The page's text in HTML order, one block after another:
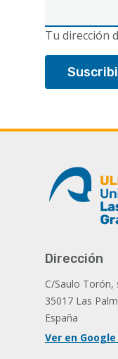
electrónico
Tu dirección
Dirección
C/Saulo Torón,
35017 Las
España
Ver en